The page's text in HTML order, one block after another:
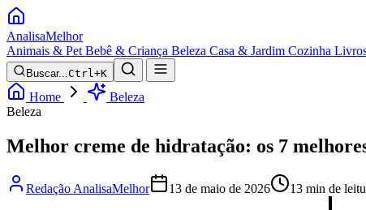
AnalisaMelhor
Animais & Pet Bebê & Criança Beleza Casa & Jardim Cozinha
Buscar...Ctrl+K
Home
Beleza
Beleza
Melhor creme de hidratação: os 7
Redação AnalisaMelhor 13 de maio de 2026 13 min de